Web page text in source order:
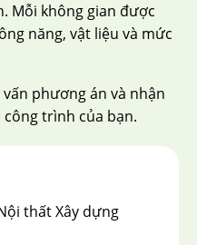
Mỗi không gian được
năng, vật liệu và mức
phương án và nhận
trình của bạn.
thất Xây dựng